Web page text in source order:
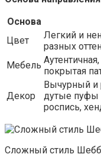
Основа
Цвет
Легкий и
разных
Мебель
покрытая
Декор
Вычурный и
дутые пуфы
роспись,
Сложный стиль